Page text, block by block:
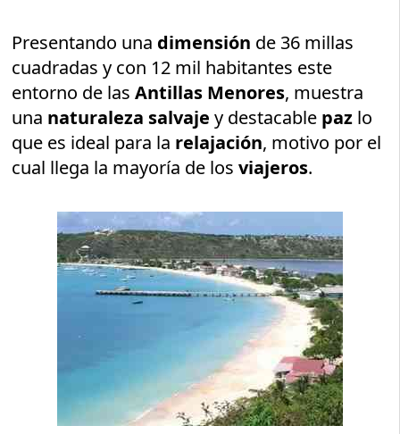
Presentando una dimensión de 36 millas
cuadradas y con 12 mil habitantes este
entorno de lasAntillas Menores, muestra
una naturaleza salvajey destacable paz lo
que es ideal para la relajación, motivo por el
cual llega la mayoría de losviajeros.